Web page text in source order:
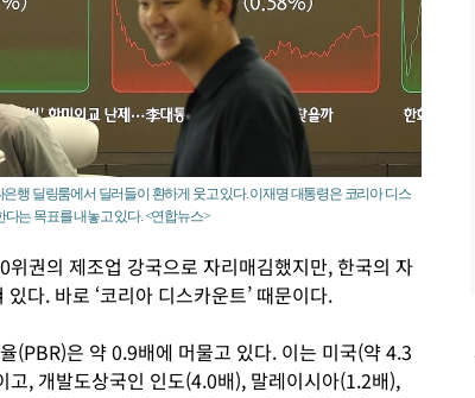
행 딜링룸에서 딜러들이 환하게 웃고 있다. 이재명 대통령은 코리아 디스
다는 목표를 내놓고 있다. <연합뉴스>
권의 제조업 강국으로 자리매김했지만, 한국의 자
다. 바로 ‘코리아 디스카운트’ 때문이다.
(PBR)은 약 0.9배에 머물고 있다. 이는 미국(약 4.3
, 개발도상국인 인도(4.0배), 말레이시아(1.2배),